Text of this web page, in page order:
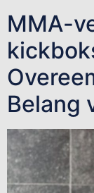
MMA-
Belang